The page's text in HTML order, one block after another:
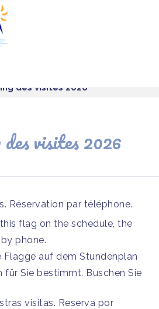
des visites 2026
visites 2026
Réservation par téléphone.
flag on the schedule, the
phone.
Flagge auf dem Stundenplan
für Sie bestimmt. Buschen Sie
visitas. Reserva por